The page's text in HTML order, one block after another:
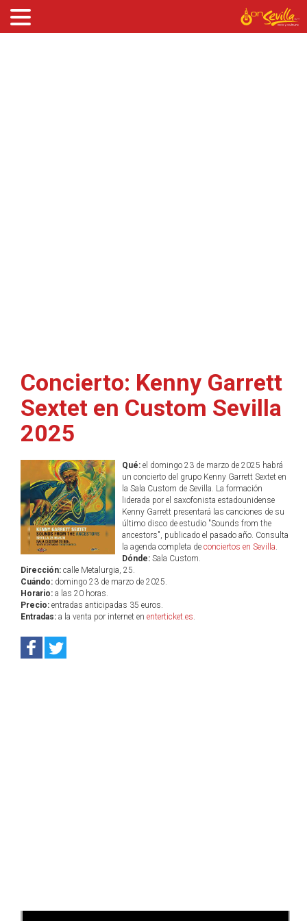
Concierto: Kenny Garrett
Sextet en Custom Sevilla
2025
Qué:el domingo 23 de marzo de 2025 habrá
un concierto del grupo Kenny Garrett Sextet en
la Sala Custom de Sevilla. La formación
liderada por el saxofonista estadounidense
Kenny Garrett presentará las canciones de su
último disco de estudio "Sounds from the
ancestors", publicado el pasado año. Consulta
la agenda completa de conciertos en Sevilla.
Dónde:Sala Custom.
Dirección: calle Metalurgia, 25.
Cuándo: domingo 23 de marzo de 2025.
Horario: a las 20 horas.
Precio: entradas anticipadas 35 euros.
Entradas: a la venta por internet en enterticket.es.